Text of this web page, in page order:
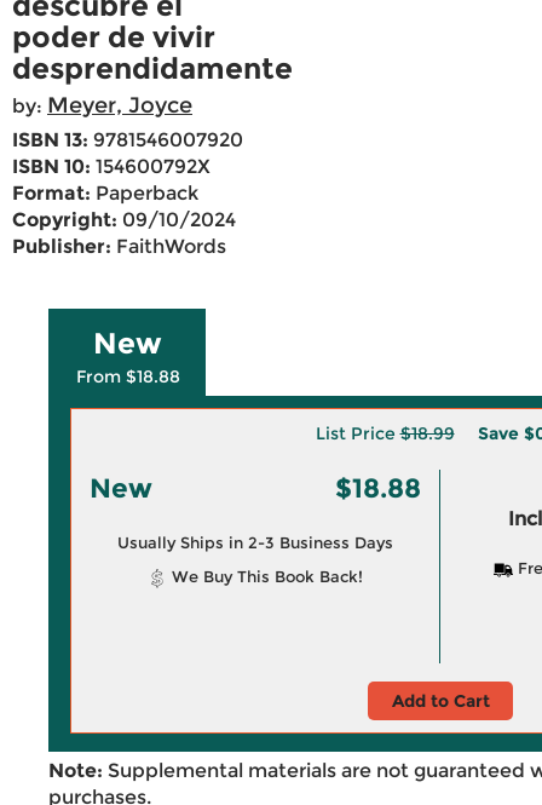
poder de vivir
desprendidamente
by: Meyer, Joyce
ISBN 13: 9781546007920
ISBN 10: 154600792X
Format: Paperback
Copyright: 09/10/2024
Publisher: FaithWords
New
From $18.88
List Price$18.99 Save
New $18.88
Usually Ships in 2-3 Business Days
We Buy This Book Back!
Add to Cart
Note: Supplemental materials are not guaranteed
purchases.